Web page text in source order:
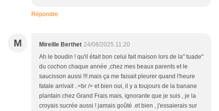
Répondre
M Mireille Berthet 24/08/2025 11:20
Ah le boudin ! qu'il était bon celui fait maison lors de la" tuade"
du cochon chaque année ,chez mes beaux parents et le
saucisson aussi !!!.mais ça me faisait pleurer quand l'heure
fatale arrivait ..<br /> et bien oui, il y a toujours de la banane
plantain chez Grand Frais mais, ignorante que je suis , je la
croyais sucrée aussi ! jamais goûté .et bien , j'essaierais sur